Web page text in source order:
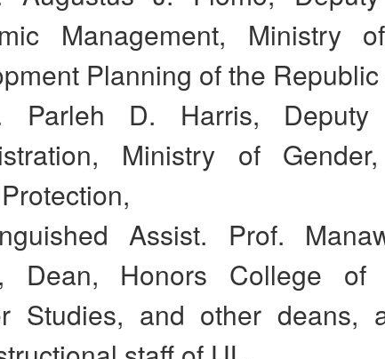
Management, Ministry
Planning of the
Parleh D. Harris,
Ministry of
Assist. Prof.
Dean, Honors College of
Studies, and other deans,